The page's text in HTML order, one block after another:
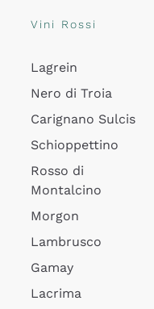
Vini Rossi
Lagrein
Nero di Troia
Carignano Sulcis
Schioppettino
Rosso di
Montalcino
Morgon
Lambrusco
Gamay
Lacrima